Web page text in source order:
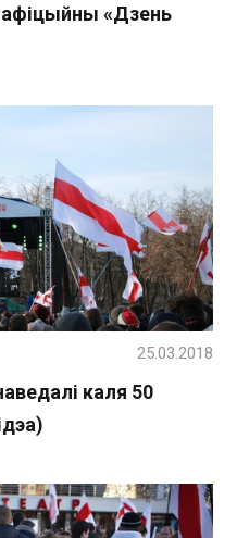
афіцыйны «Дзень
каля 50
25.03.2018